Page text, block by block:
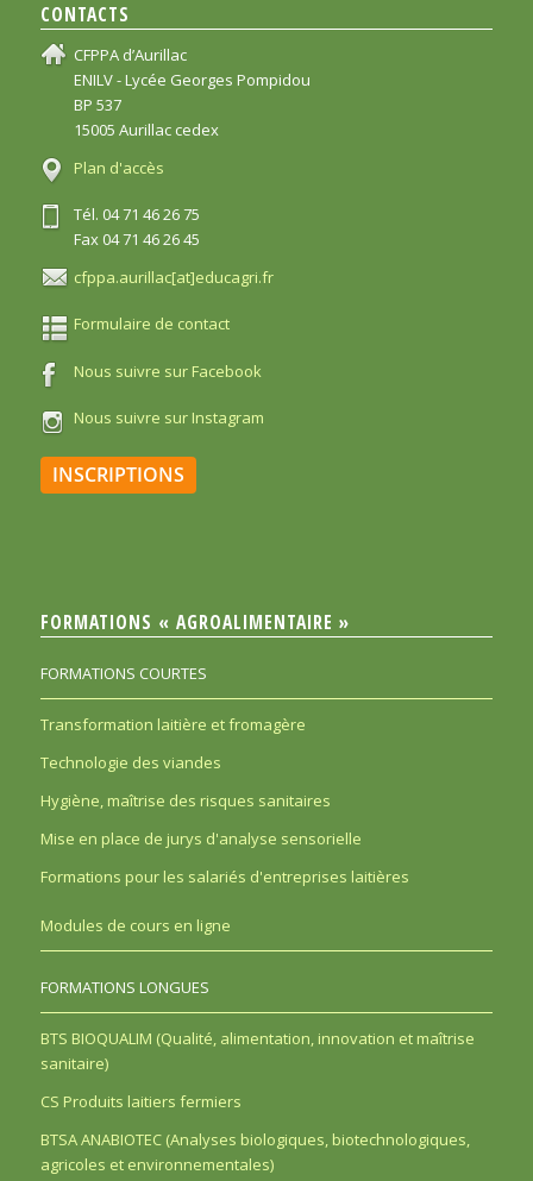
CONTACTS
CFPPA d’Aurillac
ENILV - Lycée Georges Pompidou
BP 537
15005 Aurillac cedex
Plan d'accès
Tél. 04 71 46 26 75
Fax 04 71 46 26 45
cfppa.aurillac[at]educagri.fr
Formulaire de contact
Nous suivre sur Facebook
Nous suivre sur Instagram
INSCRIPTIONS
FORMATIONS « AGROALIMENTAIRE »
FORMATIONS COURTES
Transformation laitière et fromagère
Technologie des viandes
Hygiène, maîtrise des risques sanitaires
Mise en place de jurys d'analyse sensorielle
Formations pour les salariés d'entreprises laitières
Modules de cours en ligne
FORMATIONS LONGUES
BTS BIOQUALIM (Qualité, alimentation, innovation et maîtrise
sanitaire)
CS Produits laitiers fermiers
BTSA ANABIOTEC (Analyses biologiques, biotechnologiques,
agricoles et environnementales)